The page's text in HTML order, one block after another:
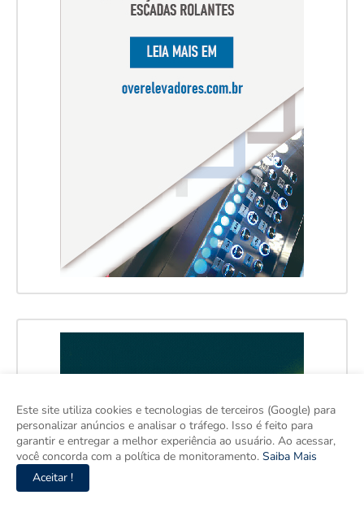
Este site utiliza cookies e tecnologias de terceiros (Google) para
personalizar anúncios e analisar o tráfego. Isso é feito para
garantir e entregar a melhor experiência ao usuário. Ao acessar,
você concorda com a política de monitoramento. Saiba Mais
Aceitar !